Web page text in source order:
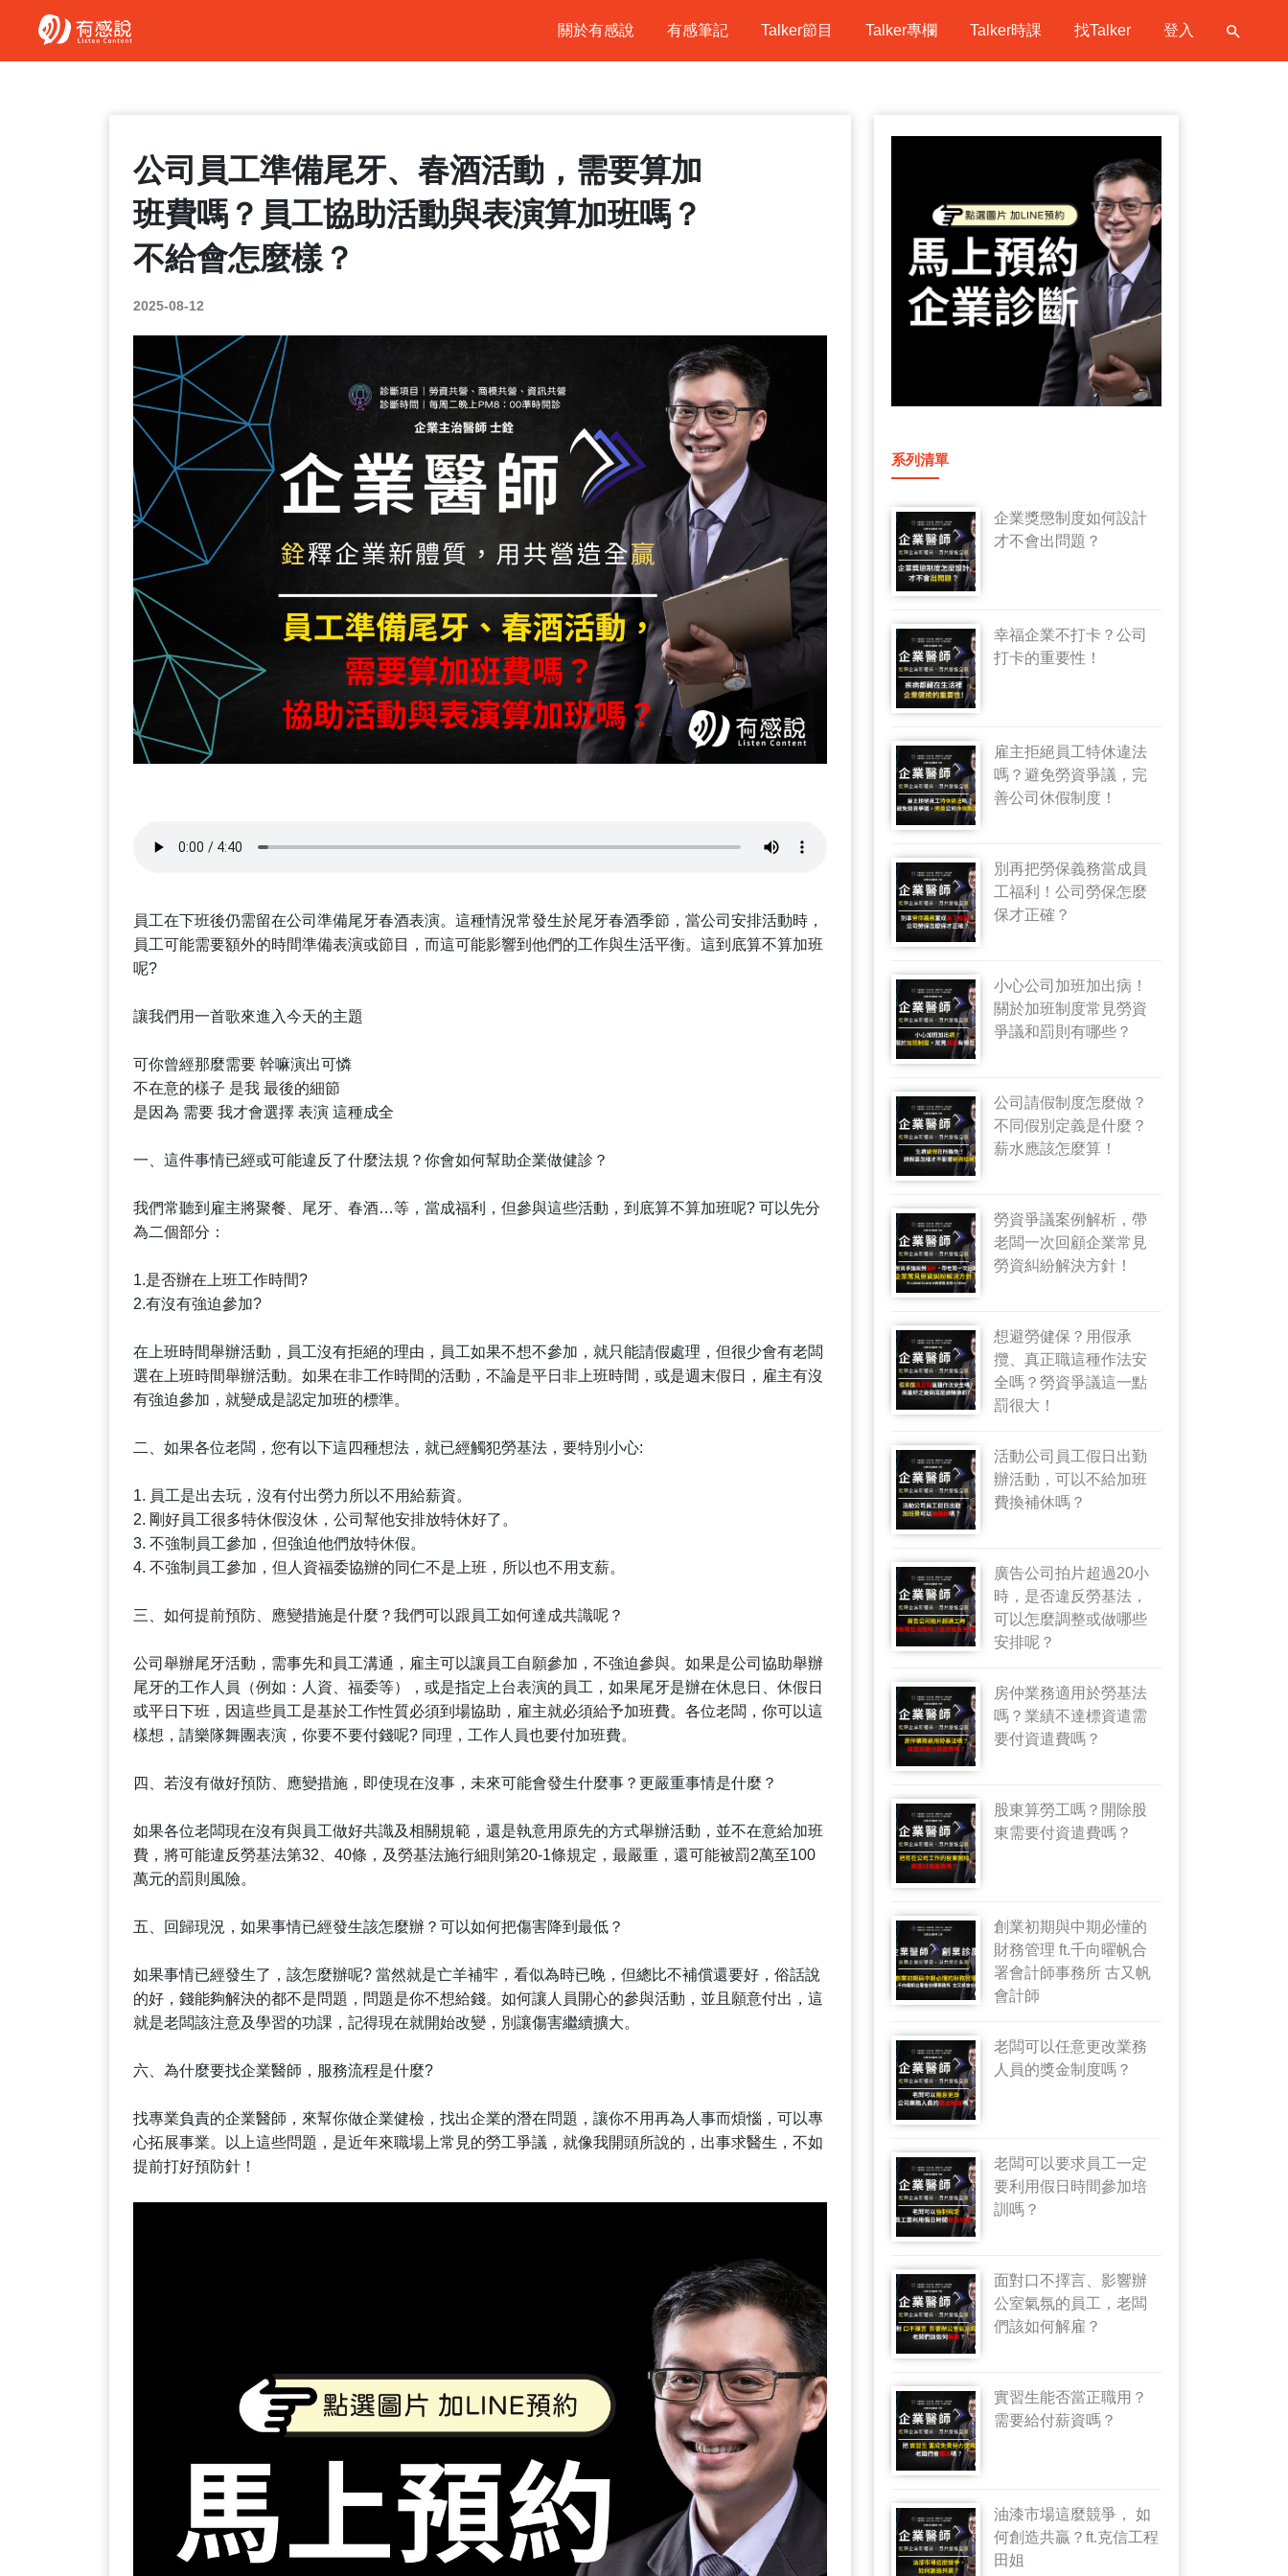
關於有感說 有感筆記 Talker節目 Talker專欄 Talker時課 找Talker 登入
公司員工準備尾牙、春酒活動，需要算加
班費嗎？員工協助活動與表演算加班嗎？
不給會怎麼樣？
2025-08-12
員工在下班後仍需留在公司準備尾牙春酒表演。這種情況常發生於尾牙春酒季節，當公司安排活動時，
員工可能需要額外的時間準備表演或節目，而這可能影響到他們的工作與生活平衡。這到底算不算加班
呢?
讓我們用一首歌來進入今天的主題
可你曾經那麼需要 幹嘛演出可憐
不在意的樣子 是我 最後的細節
是因為 需要 我才會選擇 表演 這種成全
一、這件事情已經或可能違反了什麼法規？你會如何幫助企業做健診？
我們常聽到雇主將聚餐、尾牙、春酒…等，當成福利，但參與這些活動，到底算不算加班呢? 可以先分
為二個部分：
1.是否辦在上班工作時間?
2.有沒有強迫參加?
在上班時間舉辦活動，員工沒有拒絕的理由，員工如果不想不參加，就只能請假處理，但很少會有老闆
選在上班時間舉辦活動。如果在非工作時間的活動，不論是平日非上班時間，或是週末假日，雇主有沒
有強迫參加，就變成是認定加班的標準。
二、如果各位老闆，您有以下這四種想法，就已經觸犯勞基法，要特別小心:
1. 員工是出去玩，沒有付出勞力所以不用給薪資。
2. 剛好員工很多特休假沒休，公司幫他安排放特休好了。
3. 不強制員工參加，但強迫他們放特休假。
4. 不強制員工參加，但人資福委協辦的同仁不是上班，所以也不用支薪。
三、如何提前預防、應變措施是什麼？我們可以跟員工如何達成共識呢？
公司舉辦尾牙活動，需事先和員工溝通，雇主可以讓員工自願參加，不強迫參與。如果是公司協助舉辦
尾牙的工作人員（例如：人資、福委等），或是指定上台表演的員工，如果尾牙是辦在休息日、休假日
或平日下班，因這些員工是基於工作性質必須到場協助，雇主就必須給予加班費。各位老闆，你可以這
樣想，請樂隊舞團表演，你要不要付錢呢? 同理，工作人員也要付加班費。
四、若沒有做好預防、應變措施，即使現在沒事，未來可能會發生什麼事？更嚴重事情是什麼？
如果各位老闆現在沒有與員工做好共識及相關規範，還是執意用原先的方式舉辦活動，並不在意給加班
費，將可能違反勞基法第32、40條，及勞基法施行細則第20-1條規定，最嚴重，還可能被罰2萬至100
萬元的罰則風險。
五、回歸現況，如果事情已經發生該怎麼辦？可以如何把傷害降到最低？
如果事情已經發生了，該怎麼辦呢? 當然就是亡羊補牢，看似為時已晚，但總比不補償還要好，俗話說
的好，錢能夠解決的都不是問題，問題是你不想給錢。如何讓人員開心的參與活動，並且願意付出，這
就是老闆該注意及學習的功課，記得現在就開始改變，別讓傷害繼續擴大。
六、為什麼要找企業醫師，服務流程是什麼?
找專業負責的企業醫師，來幫你做企業健檢，找出企業的潛在問題，讓你不用再為人事而煩惱，可以專
心拓展事業。以上這些問題，是近年來職場上常見的勞工爭議，就像我開頭所說的，出事求醫生，不如
提前打好預防針！
系列清單
企業獎懲制度如何設計
才不會出問題？
幸福企業不打卡？公司
打卡的重要性！
雇主拒絕員工特休違法
嗎？避免勞資爭議，完
善公司休假制度！
別再把勞保義務當成員
工福利！公司勞保怎麼
保才正確？
小心公司加班加出病！
關於加班制度常見勞資
爭議和罰則有哪些？
公司請假制度怎麼做？
不同假別定義是什麼？
薪水應該怎麼算！
勞資爭議案例解析，帶
老闆一次回顧企業常見
勞資糾紛解決方針！
想避勞健保？用假承
攬、真正職這種作法安
全嗎？勞資爭議這一點
罰很大！
活動公司員工假日出勤
辦活動，可以不給加班
費換補休嗎？
廣告公司拍片超過20小
時，是否違反勞基法，
可以怎麼調整或做哪些
安排呢？
房仲業務適用於勞基法
嗎？業績不達標資遣需
要付資遣費嗎？
股東算勞工嗎？開除股
東需要付資遣費嗎？
創業初期與中期必懂的
財務管理 ft.千向曜帆合
署會計師事務所 古又帆
會計師
老闆可以任意更改業務
人員的獎金制度嗎？
老闆可以要求員工一定
要利用假日時間參加培
訓嗎？
面對口不擇言、影響辦
公室氣氛的員工，老闆
們該如何解雇？
實習生能否當正職用？
需要給付薪資嗎？
油漆市場這麼競爭， 如
何創造共贏？ft.克信工程
田姐